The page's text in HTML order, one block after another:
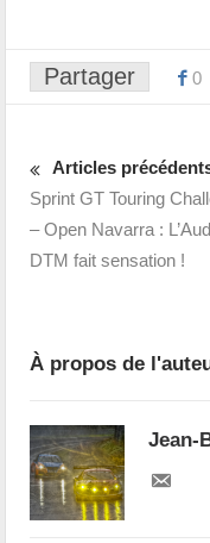
Partager 0
Articles
Sprint GT Touring
– Open Navarra :
DTM fait sensation !
À propos de
Jean-